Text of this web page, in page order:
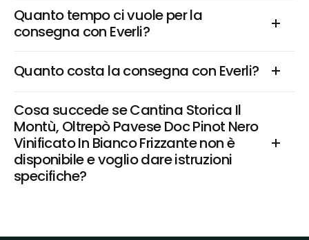
Quanto tempo ci vuole per la
consegna con Everli?
Quanto costa la consegna con Everli?
Cosa succede se Cantina Storica Il
Montù, Oltrepò Pavese Doc Pinot Nero
Vinificato In Bianco Frizzante non è
disponibile e voglio dare istruzioni
specifiche?